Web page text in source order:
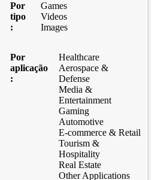
Por
tipo
:
Games
Videos
Images
Por
aplicação
:
Healthcare
Aerospace &
Defense
Media &
Entertainment
Gaming
Automotive
E-commerce & Retail
Tourism &
Hospitality
Real Estate
Other Applications